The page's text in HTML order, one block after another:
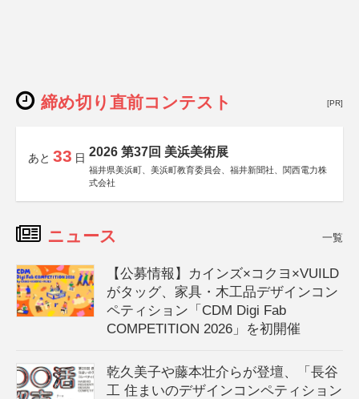
締め切り直前コンテスト [PR]
あと 33 日 2026 第37回 美浜美術展
福井県美浜町、美浜町教育委員会、福井新聞社、関西電力株
式会社
ニュース 一覧
【公募情報】カインズ×コクヨ×VUILD
がタッグ、家具・木工品デザインコン
ペティション「CDM Digi Fab
COMPETITION 2026」を初開催
乾久美子や藤本壮介らが登壇、「長谷
工 住まいのデザインコンペティション